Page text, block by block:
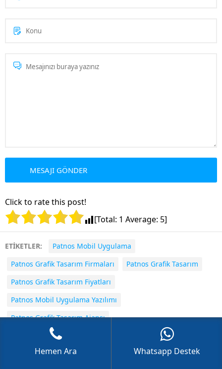
Click to rate this post!
[Total: 1 Average: 5]
ETİKETLER:
Patnos Mobil Uygulama
Patnos Grafik Tasarım Firmaları
Patnos Grafik Tasarım
Patnos Grafik Tasarım Fiyatları
Patnos Mobil Uygulama Yazılımı
Patnos Grafik Tasarım Ajansı
Patnos E-ticaret Sitesi Tasarımı
Patnos Android Uygulama Yapan Firma
GÖKHAN GÖKMEN
Hemen Ara Whatsapp Destek